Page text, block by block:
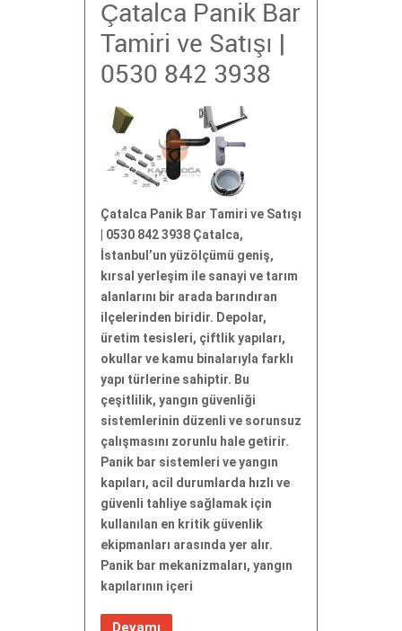
Çatalca Panik Bar
Tamiri ve Satışı |
0530 842 3938
Çatalca Panik Bar Tamiri ve Satışı
| 0530 842 3938 Çatalca,
İstanbul’un yüzölçümü geniş,
kırsal yerleşim ile sanayi ve tarım
alanlarını bir arada barındıran
ilçelerinden biridir. Depolar,
üretim tesisleri, çiftlik yapıları,
okullar ve kamu binalarıyla farklı
yapı türlerine sahiptir. Bu
çeşitlilik, yangın güvenliği
sistemlerinin düzenli ve sorunsuz
çalışmasını zorunlu hale getirir.
Panik bar sistemleri ve yangın
kapıları, acil durumlarda hızlı ve
güvenli tahliye sağlamak için
kullanılan en kritik güvenlik
ekipmanları arasında yer alır.
Panik bar mekanizmaları, yangın
kapılarının içeri